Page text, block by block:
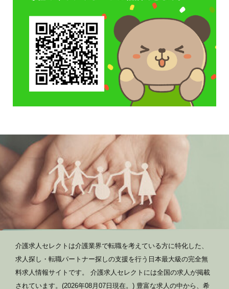
介護求人セレクトは介護業界で転職を考えている方に特化した、
求人探し・転職パートナー探しの支援を行う日本最大級の完全無
料求人情報サイトです。 介護求人セレクトには全国の求人が掲載
されています。(2026年08月07日現在。) 豊富な求人の中から、希